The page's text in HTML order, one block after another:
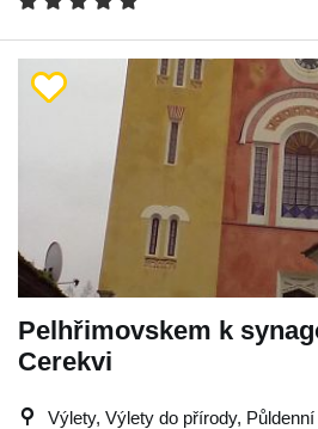
Pelhřimovskem k
Cerekvi
Výlety, Výlety do přírody,